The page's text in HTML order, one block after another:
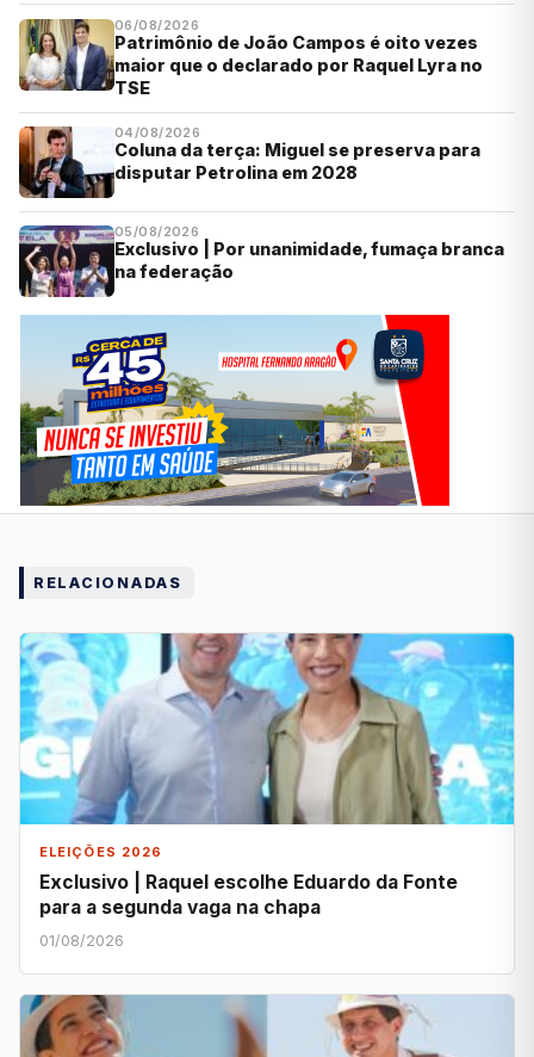
06/08/2026
Patrimônio de João Campos é oito vezes
maior que o declarado por Raquel Lyra no
TSE
04/08/2026
Coluna da terça: Miguel se preserva para
disputar Petrolina em 2028
05/08/2026
Exclusivo | Por unanimidade, fumaça branca
na federação
RELACIONADAS
ELEIÇÕES 2026
Exclusivo | Raquel escolhe Eduardo da Fonte
para a segunda vaga na chapa
01/08/2026